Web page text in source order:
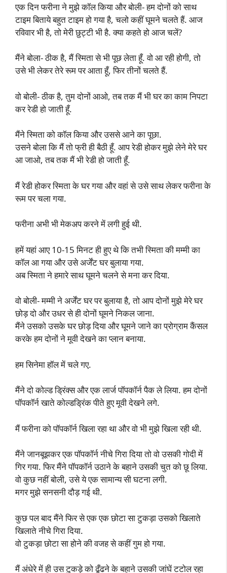
एक दिन फरीना ने मुझे कॉल किया और बोली- हम दोनों को साथ
टाइम बिताये बहुत टाइम हो गया है, चलो कहीं घूमने चलते हैं. आज
रविवार भी है, तो मेरी छुट्टी भी है. क्या कहते हो आज चलें?
मैंने बोला- ठीक है, मैं स्मिता से भी पूछ लेता हूँ. वो आ रही होगी, तो
उसे भी लेकर तेरे रूम पर आता हूँ, फिर तीनों चलते हैं.
वो बोली- ठीक है, तुम दोनों आओ, तब तक मैं भी घर का काम निपटा
कर रेडी हो जाती हूँ.
मैंने स्मिता को कॉल किया और उससे आने का पूछा.
उसने बोला कि मैं तो फ्री ही बैठी हूँ. आप रेडी होकर मुझे लेने मेरे घर
आ जाओ, तब तक मैं भी रेडी हो जाती हूँ.
मैं रेडी होकर स्मिता के घर गया और वहां से उसे साथ लेकर फरीना के
रूम पर चला गया.
फरीना अभी भी मेकअप करने में लगी हुई थी.
हमें यहां आए 10-15 मिनट ही हुए थे कि तभी स्मिता की मम्मी का
कॉल आ गया और उसे अर्जेंट घर बुलाया गया.
अब स्मिता ने हमारे साथ घूमने चलने से मना कर दिया.
वो बोली- मम्मी ने अर्जेंट घर पर बुलाया है, तो आप दोनों मुझे मेरे घर
छोड़ दो और उधर से ही दोनों घूमने निकल जाना.
मैंने उसको उसके घर छोड़ दिया और घूमने जाने का प्रोग्राम कैंसल
करके हम दोनों ने मूवी देखने का प्लान बनाया.
हम सिनेमा हॉल में चले गए.
मैंने दो कोल्ड ड्रिंक्स और एक लार्ज पॉपकॉर्न पैक ले लिया. हम दोनों
पॉपकॉर्न खाते कोल्डड्रिंक पीते हुए मूवी देखने लगे.
मैं फरीना को पॉपकॉर्न खिला रहा था और वो भी मुझे खिला रही थी.
मैंने जानबूझकर एक पॉपकॉर्न नीचे गिरा दिया तो वो उसकी गोदी में
गिर गया. फिर मैंने पॉपकॉर्न उठाने के बहाने उसकी चुत को छू लिया.
वो कुछ नहीं बोली, उसे ये एक सामान्य सी घटना लगी.
मगर मुझे सनसनी दौड़ गई थी.
कुछ पल बाद मैंने फिर से एक एक छोटा सा टुकड़ा उसको खिलाते
खिलाते नीचे गिरा दिया.
वो टुकड़ा छोटा सा होने की वजह से कहीं गुम हो गया.
मैं अंधेरे में ही उस टुकड़े को ढूँढने के बहाने उसकी जांघें टटोल रहा